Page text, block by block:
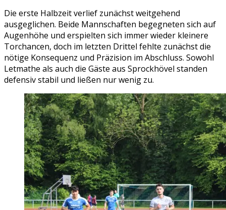
Die erste Halbzeit verlief zunächst weitgehend
ausgeglichen. Beide Mannschaften begegneten sich auf
Augenhöhe und erspielten sich immer wieder kleinere
Torchancen, doch im letzten Drittel fehlte zunächst die
nötige Konsequenz und Präzision im Abschluss. Sowohl
Letmathe als auch die Gäste aus Sprockhövel standen
defensiv stabil und ließen nur wenig zu.